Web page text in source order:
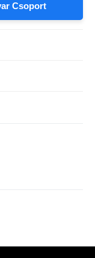
Csoport